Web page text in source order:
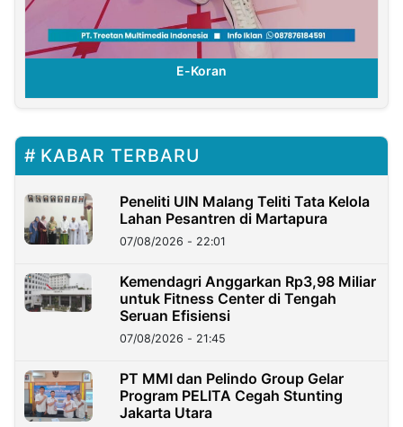
E-Koran
KABAR TERBARU
Peneliti UIN Malang Teliti Tata Kelola
Lahan Pesantren di Martapura
07/08/2026 - 22:01
Kemendagri Anggarkan Rp3,98 Miliar
untuk Fitness Center di Tengah
Seruan Efisiensi
07/08/2026 - 21:45
PT MMI dan Pelindo Group Gelar
Program PELITA Cegah Stunting
Jakarta Utara